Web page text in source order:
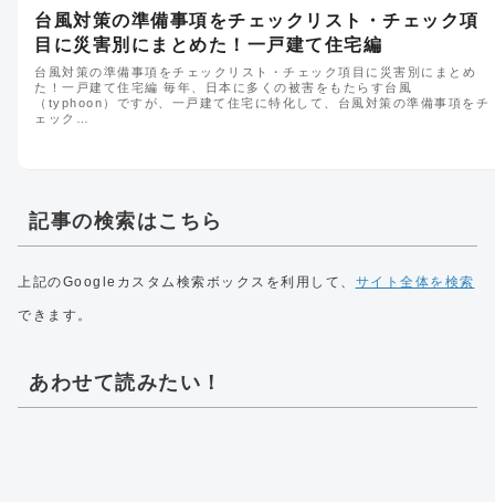
台風対策の準備事項をチェックリスト・チェック項
目に災害別にまとめた！一戸建て住宅編
台風対策の準備事項をチェックリスト・チェック項目に災害別にまとめ
た！一戸建て住宅編 毎年、日本に多くの被害をもたらす台風
（typhoon）ですが、一戸建て住宅に特化して、台風対策の準備事項をチ
ェック…
記事の検索はこちら
上記のGoogleカスタム検索ボックスを利用して、 サイト全体を検索
できます。
あわせて読みたい！